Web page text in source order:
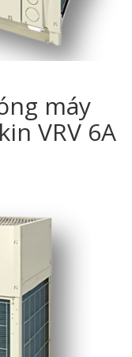
máy
VRV 6A